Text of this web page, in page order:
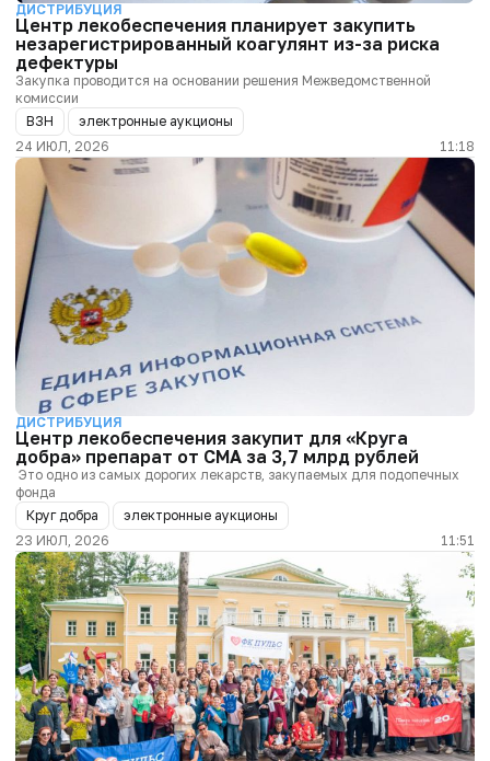
ДИСТРИБУЦИЯ
Центр лекобеспечения планирует закупить
незарегистрированный коагулянт из-за риска
дефектуры
Закупка проводится на основании решения Межведомственной
комиссии
ВЗН
электронные аукционы
24 ИЮЛ, 2026
11:18
ДИСТРИБУЦИЯ
Центр лекобеспечения закупит для «Круга
добра» препарат от СМА за 3,7 млрд рублей
Это одно из самых дорогих лекарств, закупаемых для подопечных
фонда
Круг добра
электронные аукционы
23 ИЮЛ, 2026
11:51